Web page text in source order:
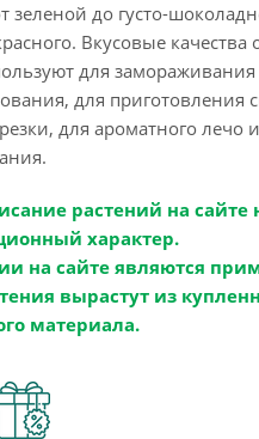
зеленой до густо-
Вкусовые качества
для замораживания
для приготовления
для ароматного лечо и
растений на сайте
характер.
на сайте являются
вырастут из
материала.